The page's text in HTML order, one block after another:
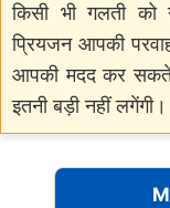
किसी भी गलती
प्रियजन आपकी
आपकी मदद कर
इतनी बड़ी नहीं लगेंगी।